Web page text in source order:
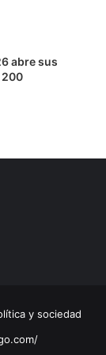
abre sus
200
y sociedad